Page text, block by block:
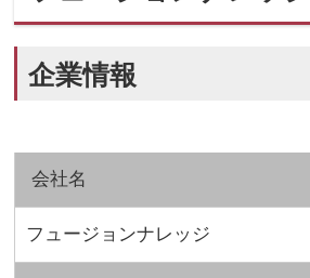
企業情報
会社名
フュージョンナレッジ